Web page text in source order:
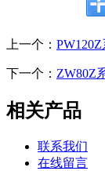
上一个： PW120Z
下一个： ZW80Z
相关产品
联系我们
在线留言